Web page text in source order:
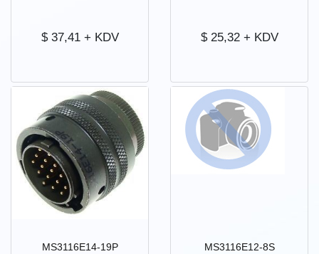
$ 37,41+ KDV $ 25,32+ KDV
MS3116E14-19P MS3116E12-8S